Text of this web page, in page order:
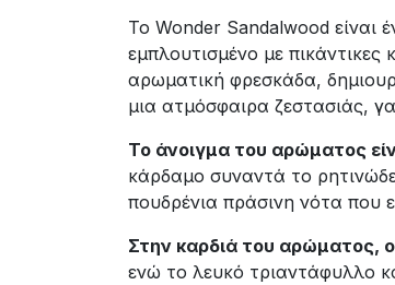
Το Wonder Sandalwood είναι
εμπλουτισμένο με
αρωματική φρεσκάδα,
μια ατμόσφαιρα ζεστασιάς,
Το άνοιγμα του αρώματος
κάρδαμο συναντά το
πουδρένια πράσινη νότα που
Στην καρδιά του αρώματος,
ενώ το λευκό τριαντάφυλλο